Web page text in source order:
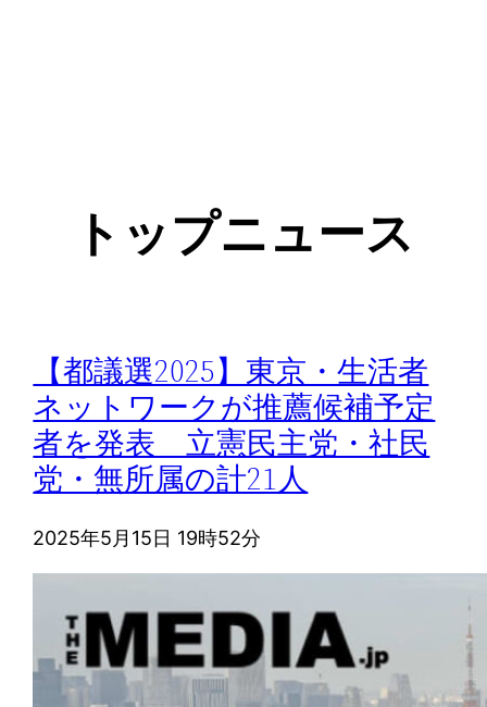
トップニュース
【都議選2025】東京・生活者
ネットワークが推薦候補予定
者を発表 立憲民主党・社民
党・無所属の計21人
2025年5月15日 19時52分